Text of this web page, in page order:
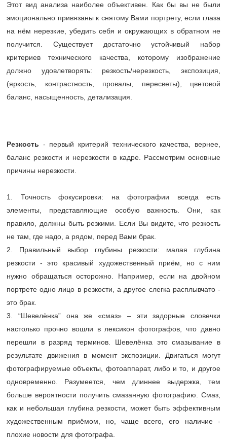
Этот вид анализа наиболее объективен. Как бы вы не были
эмоционально привязаны к снятому Вами портрету, если глаза
на нём нерезкие, убедить себя и окружающих в обратном не
получится. Существует достаточно устойчивый набор
критериев технического качества, которому изображение
должно удовлетворять: резкость/нерезкость, экспозиция,
(яркость, контрастность, провалы, пересветы), цветовой
баланс, насыщенность, детализация.
Резкость - первый критерий технического качества, вернее,
баланс резкости и нерезкости в кадре. Рассмотрим основные
причины нерезкости.
1. Точность фокусировки: на фотографии всегда есть
элементы, представляющие особую важность. Они, как
правило, должны быть резкими. Если Вы видите, что резкость
не там, где надо, а рядом, перед Вами брак.
2. Правильный выбор глубины резкости: малая глубина
резкости - это красивый художественный приём, но с ним
нужно обращаться осторожно. Например, если на двойном
портрете одно лицо в резкости, а другое слегка расплывчато -
это брак.
3. “Шевелёнка” она же «смаз» – эти задорные словечки
настолько прочно вошли в лексикон фотографов, что давно
перешли в разряд терминов. Шевелёнка это смазывание в
результате движения в момент экспозиции. Двигаться могут
фотографируемые объекты, фотоаппарат, либо и то, и другое
одновременно. Разумеется, чем длиннее выдержка, тем
больше вероятности получить смазанную фотографию. Смаз,
как и небольшая глубина резкости, может быть эффективным
художественным приёмом, но, чаще всего, его наличие -
плохие новости для фотографа.